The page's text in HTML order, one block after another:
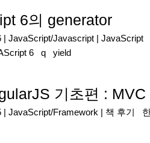
6의 generator
| JavaScript/Javascript | JavaScript
6 q yield
기초편 :
| JavaScript/Framework | 책 후기